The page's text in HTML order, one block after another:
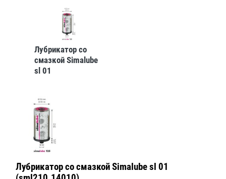
Лубрикатор со
смазкой Simalube
sl 01
Лубрикатор со смазкой Simalube sl 01